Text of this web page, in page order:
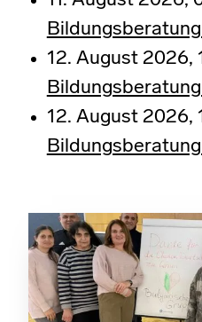
12. August 2026,
12. August 2026,